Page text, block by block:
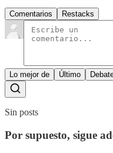
Comentarios Restacks
Lo mejor de Último
Sin posts
Por supuesto, sigue